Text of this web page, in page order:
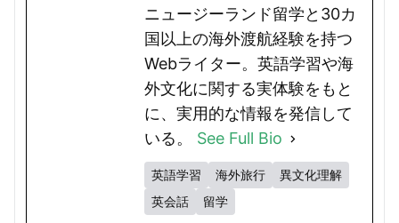
ニュージーランド留学と30カ
国以上の海外渡航経験を持つ
Webライター。英語学習や海
外文化に関する実体験をもと
に、実用的な情報を発信して
いる。 See Full Bio
英語学習 海外旅行
異文化理解
英会話
留学